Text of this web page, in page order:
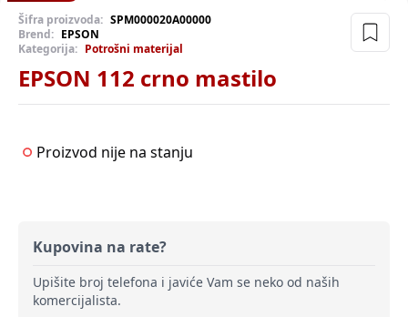
Šifra proizvoda: SPM000020A00000
Brend: EPSON
Kategorija: Potrošni materijal
EPSON 112 crno mastilo
Proizvod nije na stanju
Kupovina na rate?
Upišite broj telefona i javiće Vam se neko od naših
komercijalista.